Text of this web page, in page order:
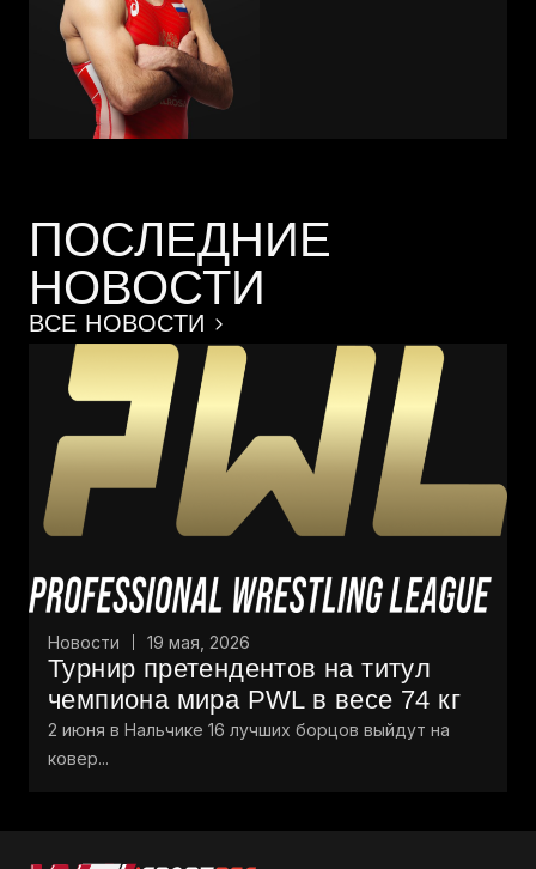
ПОСЛЕДНИЕ
НОВОСТИ
ВСЕ НОВОСТИ
Новости 19 мая, 2026
Турнир претендентов на титул
чемпиона мира PWL в весе 74 кг
2 июня в Нальчике 16 лучших борцов выйдут на
ковер...